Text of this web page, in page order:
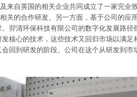
来自英国的相关企业共同成立了一家完全
关的合作研发。另一方面，基于公司的应
羿清环保科技有限公司的数字化发展路径
核心的技术，这些技术又回归市场以满足
回到研发的阶段。公司在这个从研发到市